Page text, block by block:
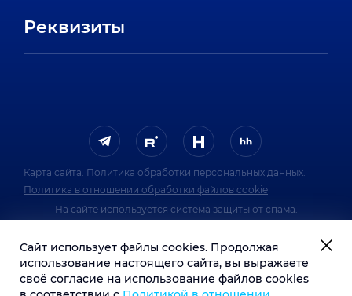
Реквизиты
1991–2026 © Инфосистемы Джет
Карта сайта. Политика обработки персональных данных.
Политика в отношении обработки файлов cookie
На сайте используется система защиты от спама.
системы защиты от спама.
Сайт использует файлы cookies. Продолжая
использование настоящего сайта, вы выражаете
своё согласие на использование файлов cookies